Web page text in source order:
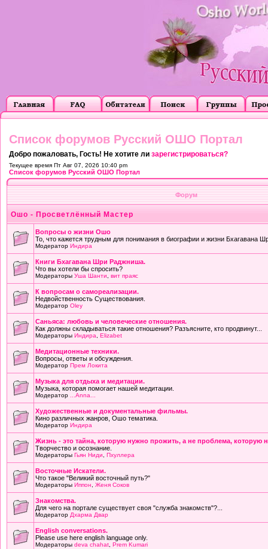
Список форумов Русский ОШО Портал
Добро пожаловать, Гость! Не хотите ли зарегистрироваться?
Текущее время Пт Авг 07, 2026 10:40 pm
Список форумов Русский ОШО Портал
Форум
Ошо - Просветлённый Мастер
Вопросы о жизни Ошо
То, что кажется трудным для понимания в биографии и жизни Бхагавана
Модератор Индира
Книги Бхагавана Шри Раджниша.
Что вы хотели бы спросить?
Модераторы Уша Шанти вит праяс
К вопросам о самореализации.
Недвойственность Существования.
Модератор Oley
Саньяса: любовь и человеческие отношения.
Как должны складываться такие отношения? Разъясните, кто продвинут...
Модераторы Индира Elizabet
Медитационные техники.
Вопросы, ответы и обсуждения.
Модератор Прем Локита
Музыка для отдыха и медитации.
Музыка, которая помогает нашей медитации.
Модератор ...Anna...
Художественные и документальные фильмы.
Кино различных жанров, Ошо тематика.
Модератор Индира
Жизнь - это тайна, которую нужно прожить, а не проблема, которую
Творчество и осознание.
Модераторы Гьян Ниди Пхуллера
Восточные Искатели.
Что такое "Великий восточный путь?"
Модераторы Иппон Женя Соков
Знакомства.
Для чего на портале существует своя "служба знакомств"?...
Модератор Дхарма Двар
English conversations.
Please use here english language only.
Модераторы deva chahat Prem Kumari